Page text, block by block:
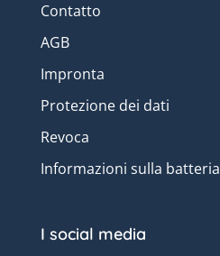
Contatto
AGB
Impronta
Protezione dei dati
Revoca
Informazioni sulla batteria
I social media